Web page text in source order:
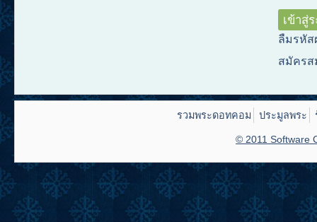
ลืมรหัส
สมัคร
รวมพระดอทคอม ประมูลพระ
© 2011 Software